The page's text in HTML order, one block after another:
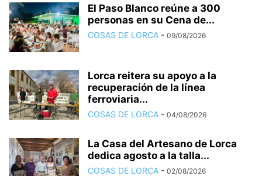
El Paso Blanco reúne a 300
personas en su Cena de...
COSAS DE LORCA - 09/08/2026
Lorca reitera su apoyo a la
recuperación de la línea
ferroviaria...
COSAS DE LORCA - 04/08/2026
La Casa del Artesano de Lorca
dedica agosto a la talla...
COSAS DE LORCA - 02/08/2026